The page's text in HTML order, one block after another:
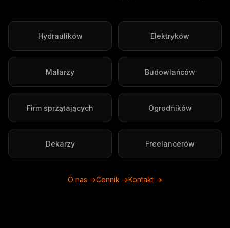
Hydraulików Elektryków
Malarzy Budowlańców
Firm sprzątających Ogrodników
Dekarzy Freelancerów
O nas →Cennik →Kontakt →